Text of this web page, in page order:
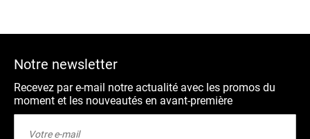
Notre newsletter
Recevez par e-mail notre actualité avec les promos du
moment et les nouveautés en avant-première